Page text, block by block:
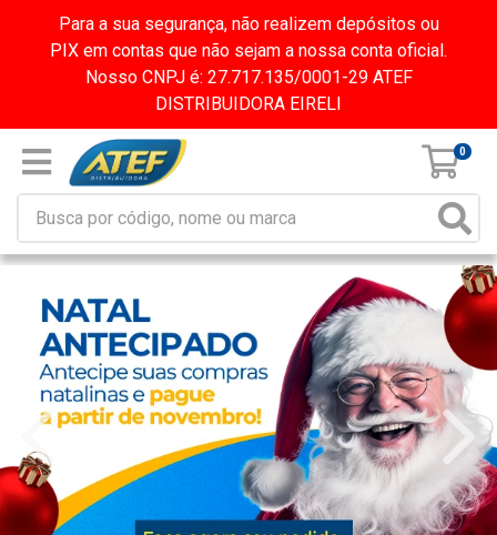
Para a sua segurança, não realizem depósitos ou
PIX em contas que não sejam a nossa conta oficial.
Nosso CNPJ é: 27.717.135/0001-29 ATEF
DISTRIBUIDORA EIRELI
0